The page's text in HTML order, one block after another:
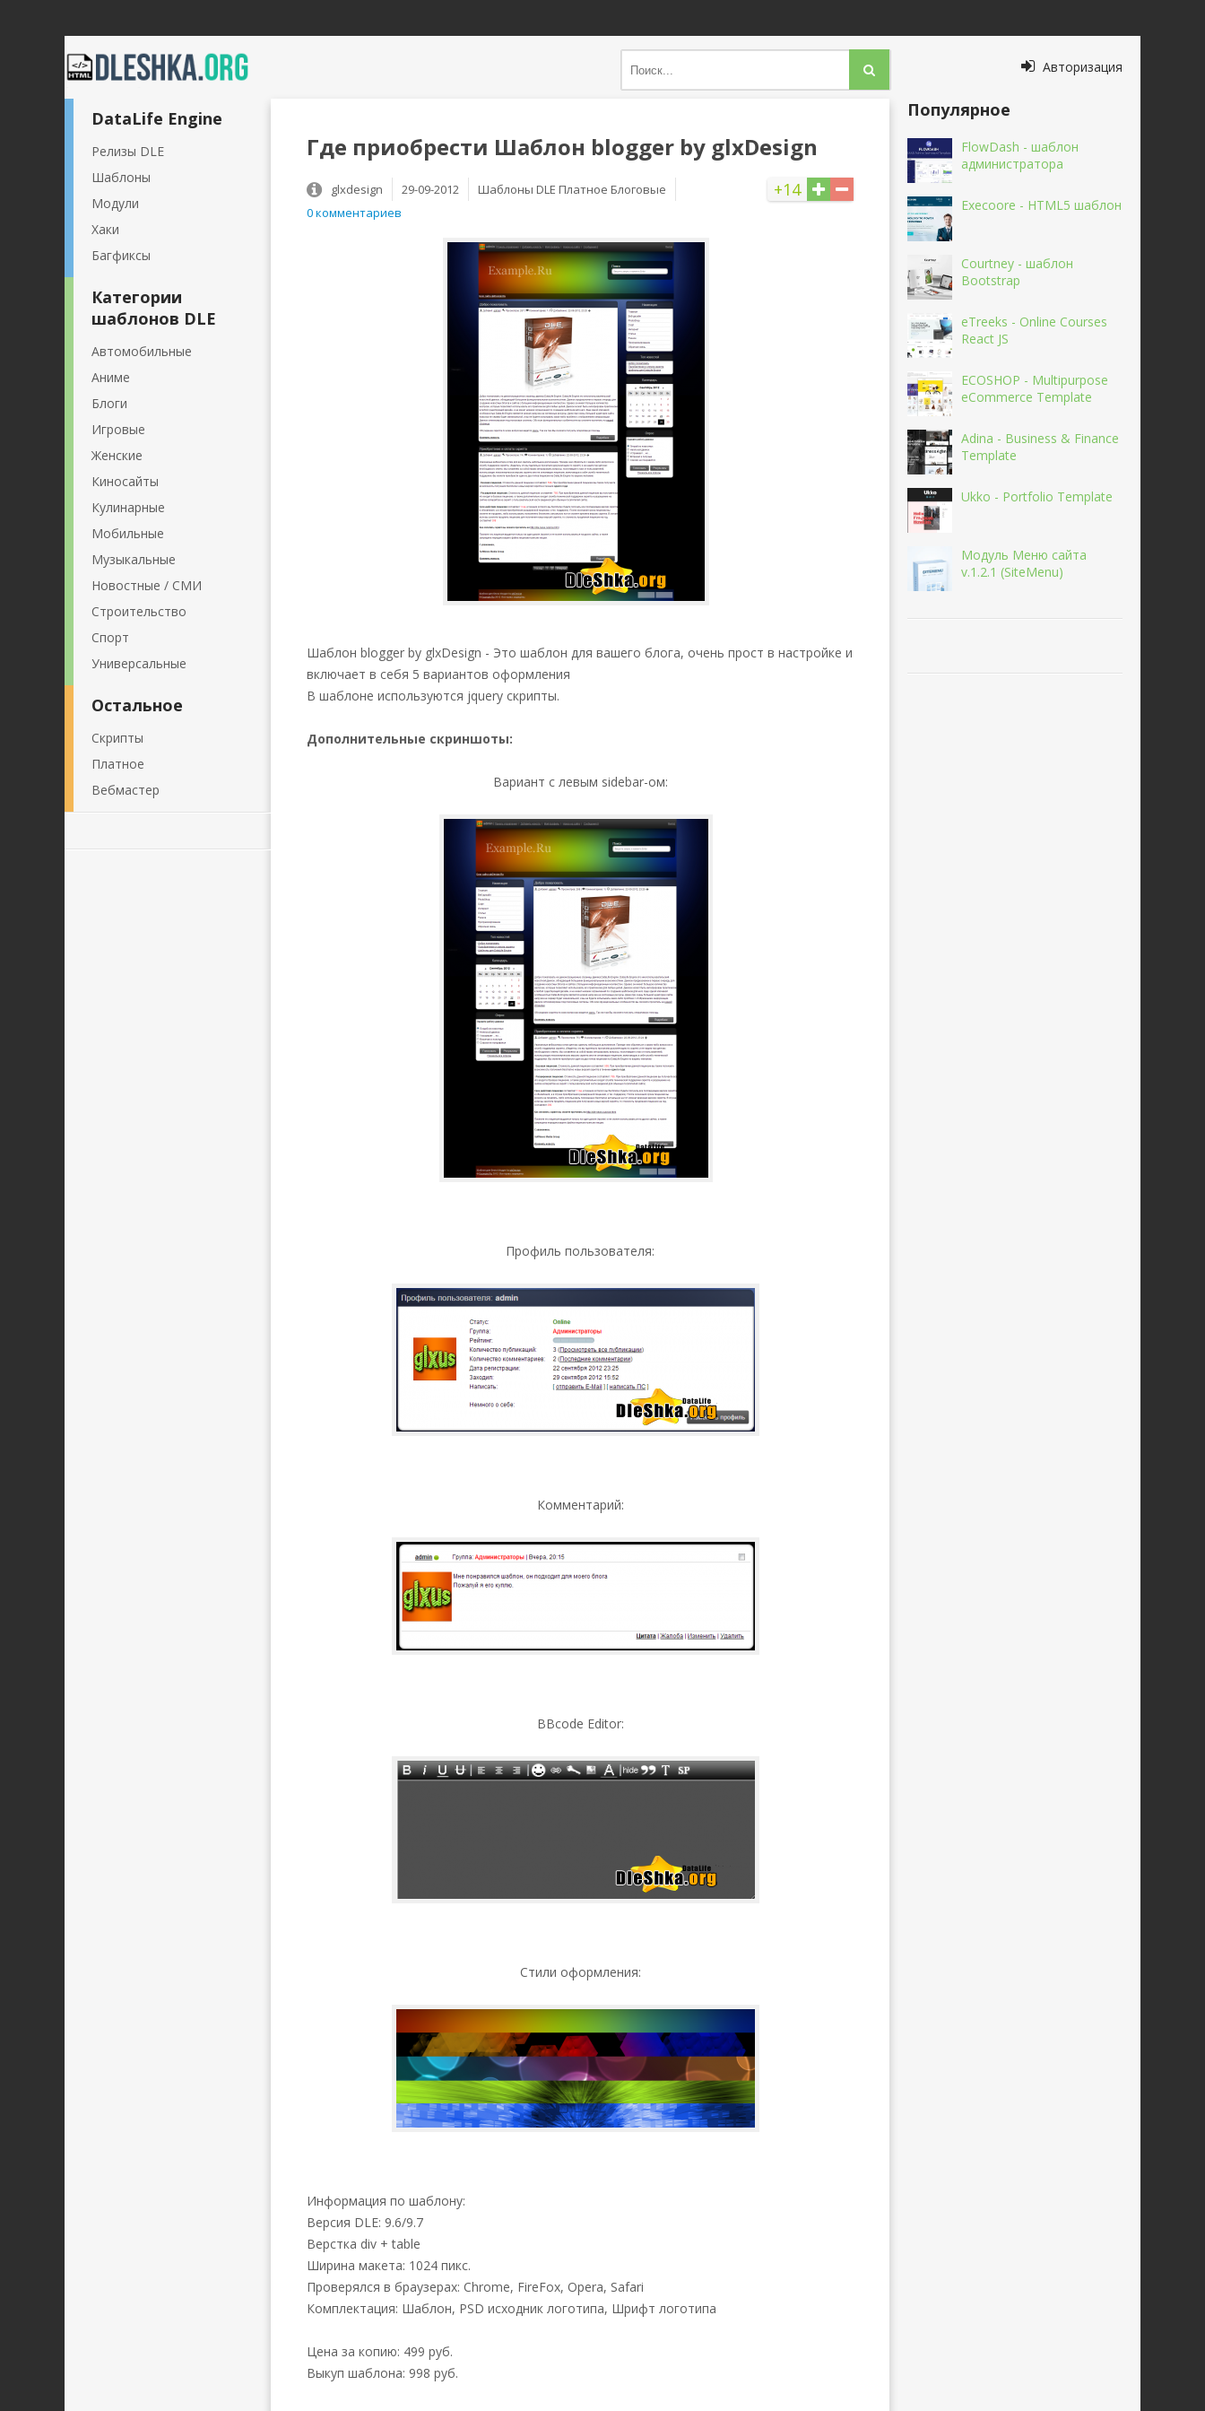
Авторизация
Где приобрести Шаблон blogger by glxDesign
+14
glxdesign 29-09-2012
Шаблоны DLE Платное Блоговые
0 комментариев
Шаблон blogger by glxDesign - Это шаблон для вашего блога, очень прост в настройке и
включает в себя 5 вариантов оформления
В шаблоне используются jquery скрипты.
Дополнительные скриншоты:
Вариант с левым sidebar-ом:
Профиль пользователя:
Комментарий:
BBcode Editor:
Стили оформления:
Информация по шаблону:
Версия DLE: 9.6/9.7
Верстка div + table
Ширина макета: 1024 пикс.
Проверялся в браузерах: Chrome, FireFox, Opera, Safari
Комплектация: Шаблон, PSD исходник логотипа, Шрифт логотипа
Цена за копию: 499 руб.
Выкуп шаблона: 998 руб.
DataLife Engine
Релизы DLE
Шаблоны
Модули
Хаки
Багфиксы
Категории
шаблонов DLE
Автомобильные
Аниме
Блоги
Игровые
Женские
Киносайты
Кулинарные
Мобильные
Музыкальные
Новостные / СМИ
Строительство
Спорт
Универсальные
Остальное
Скрипты
Платное
Вебмастер
Популярное
FlowDash - шаблон
администратора
Execoore - HTML5 шаблон
Courtney - шаблон
Bootstrap
eTreeks - Online Courses
React JS
ECOSHOP - Multipurpose
eCommerce Template
Adina - Business & Finance
Template
Ukko - Portfolio Template
Модуль Меню сайта
v.1.2.1 (SiteMenu)